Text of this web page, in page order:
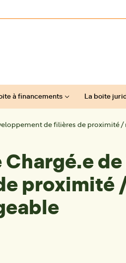
à financements La boite
de filières de proximité
proximité